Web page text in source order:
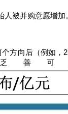
被并购意愿增加
方向后（例如，
善